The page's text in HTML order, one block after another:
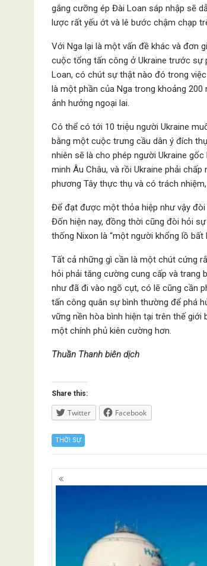
gắng cưỡng ép Đài Loan sáp nhập sẽ
lược rất yếu ớt và lê bước chậm chạp
Với Nga lại là một vấn đề khác và đơn
cuộc tổng tấn công ở Ukraine trước sự
Loan, có chút sự thật nào đó trong
là một phần của Nga trong khoảng
ảnh hưởng ngoại lai.
Có thể có tới 10 triệu người Ukraine
bằng một cuộc trưng cầu dân ý đích
nhiên sẽ là cho phép người Ukraine
minh Âu Châu, và rồi Ukraine phải
phương Tây thực thụ và có trách
Để đạt được một thỏa hiệp như vậy
Đốn hiện nay, đồng thời cũng đòi hỏi
thống Nixon là “một người khổng lồ
Tất cả những gì cần là một chút cứng
hỏi phải tăng cường cung cấp và trang
như đã đi vào ngõ cụt, có lẽ cũng cần
tấn công quân sự bình thường để phá
vững nền hòa bình hiện tại trên thế
một chính phủ kiên cường hơn.
Thuần Thanh biên dịch
Share this:
Twitter Facebook
THỜI SỰ
Posts
navigation